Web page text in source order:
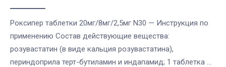
Роксипер таблетки 20мг/8мг/2,5мг N30 — Инструкция по
применению Состав действующие вещества:
розувастатин (в виде кальция розувастатина),
периндоприла терт-бутиламин и индапамид; 1 таблетка ...